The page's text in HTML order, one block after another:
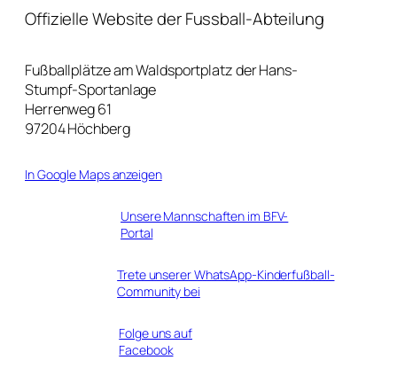
Offizielle Website der Fussball-Abteilung
Fußballplätze am Waldsportplatz der Hans-
Stumpf-Sportanlage
Herrenweg 61
97204 Höchberg
In Google Maps anzeigen
Unsere Mannschaften im BFV-
Portal
Trete unserer WhatsApp-Kinderfußball-
Community bei
Folge uns auf
Facebook